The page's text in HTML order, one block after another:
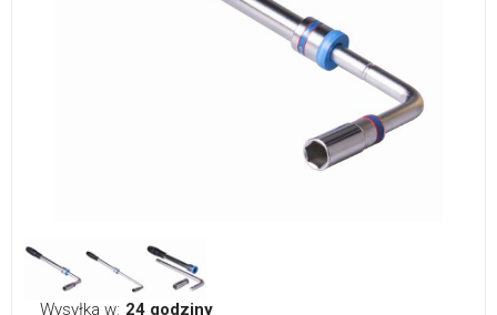
Wysyłka w: 24 godziny